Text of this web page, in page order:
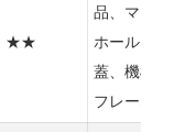
★★
品、マン
ホール
蓋、機械
フレーム